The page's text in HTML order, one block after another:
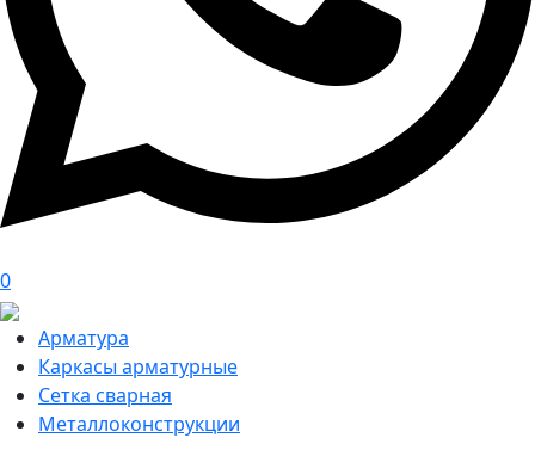
0
Арматура
Каркасы арматурные
Сетка сварная
Металлоконструкции